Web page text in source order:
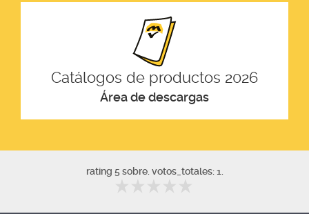
Catálogos de productos 2026
Área de descargas
rating 5 sobre. votos_totales: 1.